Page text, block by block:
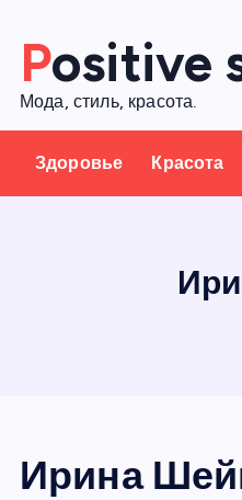
Positive
Мода, стиль, красота.
Здоровье Красота
Ирина